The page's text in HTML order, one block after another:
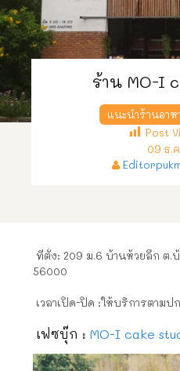
ร้าน MO-I
แนะนำร้านอาห
Post
09 ธ.
ที่ตั้ง: 209 ม.6 บ้านห้วยลึก ต.บ้
56000
เวลาเปิด-ปิด :ให้บริการตามป
เฟซบุ๊ก : MO-I cake